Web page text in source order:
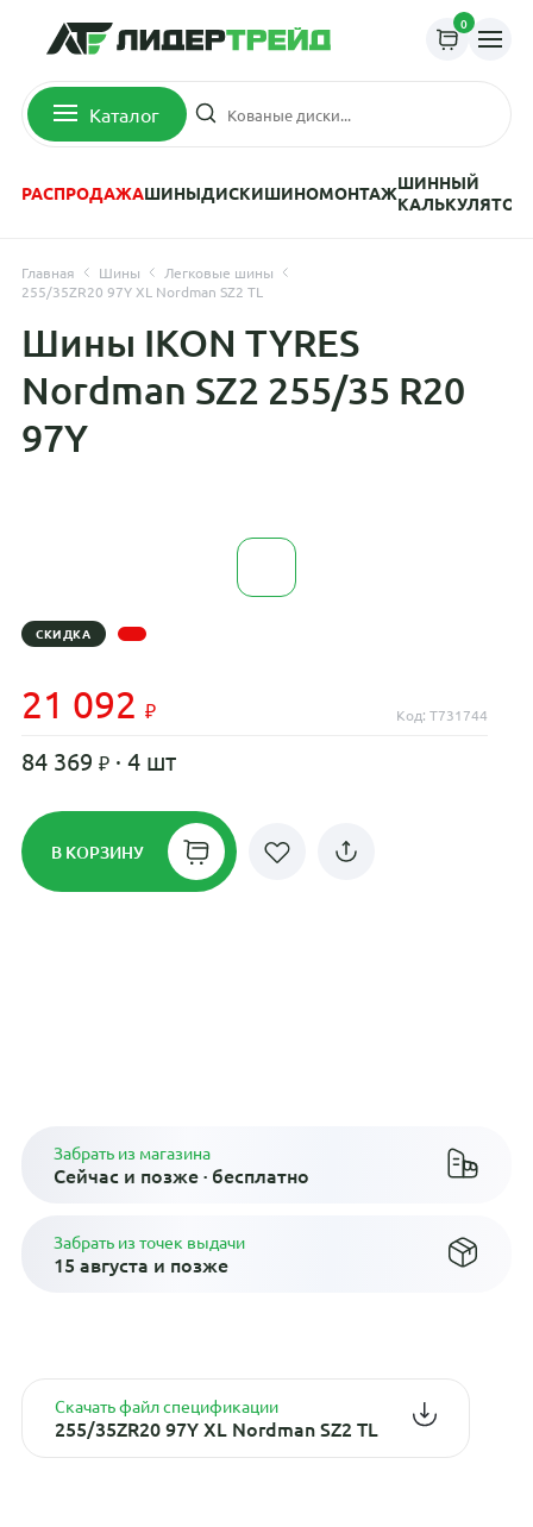
0
Каталог
РАСПРОДАЖАШИНЫДИСКИШИНОМОНТАЖШИННЫЙ
КАЛЬКУЛЯТОР
Главная Шины
Легковые шины
255/35ZR20 97Y XL Nordman SZ2 TL
Шины IKON TYRES
Nordman SZ2 255/35 R20
97Y
СКИДКА
21 092 Код: T731744
84 369 · 4 шт
В КОРЗИНУ
Забрать из магазина
Сейчас и позже · бесплатно
Забрать из точек выдачи
15 августа и позже
Скачать файл спецификации
255/35ZR20 97Y XL Nordman SZ2 TL